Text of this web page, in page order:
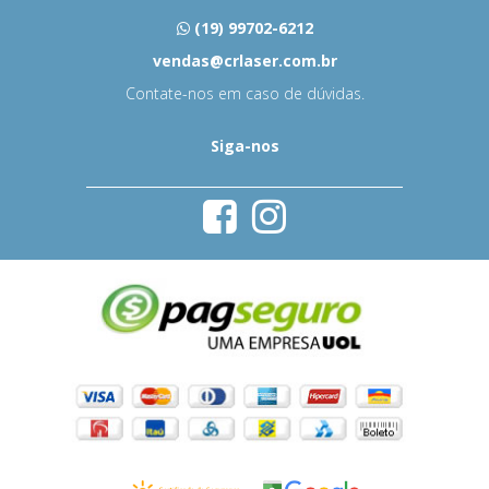
(19) 99702-6212
vendas@crlaser.com.br
Contate-nos em caso de dúvidas.
Siga-nos